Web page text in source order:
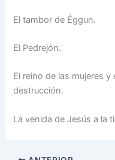
El tambor de Éggun.
El Pedrejón.
El reino de las mujeres
destrucción.
La venida de Jesús a la